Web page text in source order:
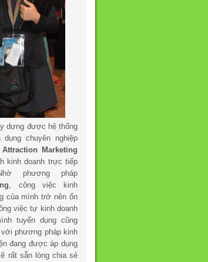
dựng được hệ thống
chuyên nghiệp
Attraction Marketing
kinh doanh trực tiếp
phương pháp
, công việc kinh
của mình trở nên ổn
việc tự kinh doanh
tuyển dụng cũng
phương pháp kinh
đang được áp dụng
rất sẵn lòng chia sẻ